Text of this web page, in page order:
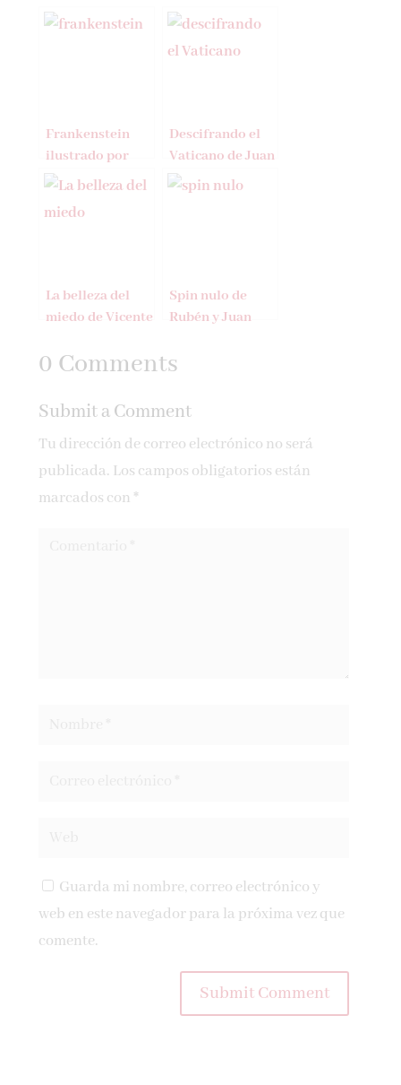
Frankenstein
ilustrado por
Fernando
Descifrando el
Vaticano de Juan
Vicente Boo
La belleza del
miedo de Vicente
Onsurbe
Spin nulo de
Rubén y Juan
0 Comments
Submit a Comment
Tu dirección de correo electrónico no será
publicada. Los campos obligatorios están
marcados con *
Guarda mi nombre, correo electrónico y
web en este navegador para la próxima vez que
comente.
Submit Comment